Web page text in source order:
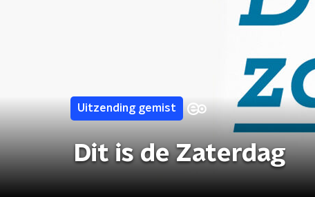
Uitzending gemist
Dit is de Zaterdag